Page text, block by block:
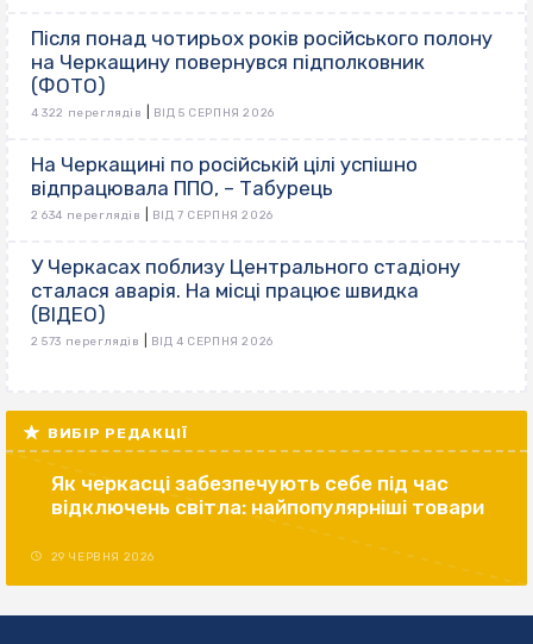
Після понад чотирьох років російського полону
на Черкащину повернувся підполковник
(ФОТО)
4 322 переглядів ВІД 5 СЕРПНЯ 2026
На Черкащині по російській цілі успішно
відпрацювала ППО, – Табурець
2 634 переглядів ВІД 7 СЕРПНЯ 2026
У Черкасах поблизу Центрального стадіону
сталася аварія. На місці працює швидка
(ВІДЕО)
2 573 переглядів ВІД 4 СЕРПНЯ 2026
ВИБІР РЕДАКЦІЇ
Як черкасці забезпечують себе під час
відключень світла: найпопулярніші товари
29 ЧЕРВНЯ 2026